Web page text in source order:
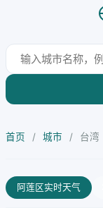
首页 / 城市 / 台湾
阿莲区实时天气